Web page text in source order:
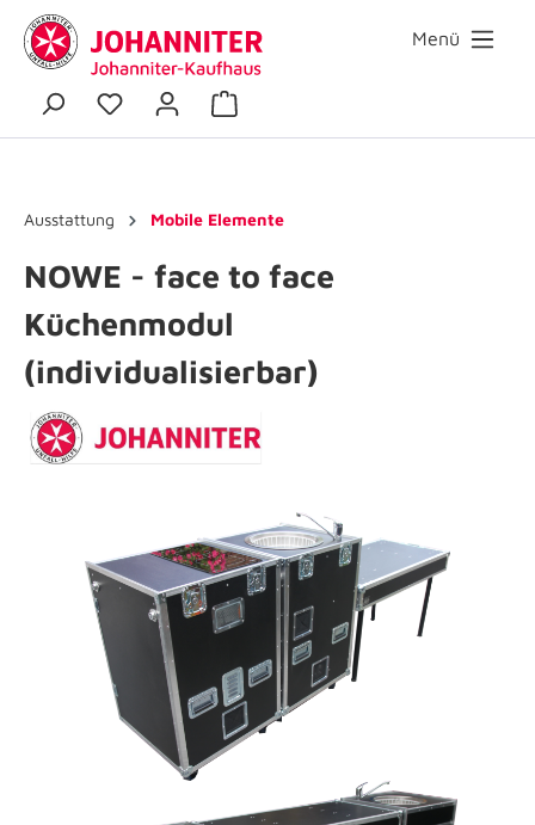
Menü
Ausstattung Mobile Elemente
NOWE - face to face
Küchenmodul
(individualisierbar)